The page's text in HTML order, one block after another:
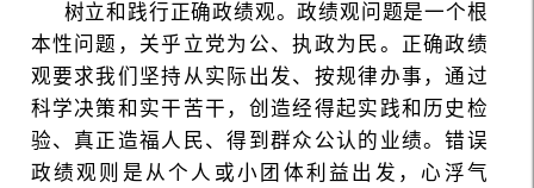
树立和践行正确政绩观。政绩观问题是一个根
本性问题，关乎立党为公、执政为民。正确政绩
观要求我们坚持从实际出发、按规律办事，通过
科学决策和实干苦干，创造经得起实践和历史检
验、真正造福人民、得到群众公认的业绩。错误
政绩观则是从个人或小团体利益出发，心浮气